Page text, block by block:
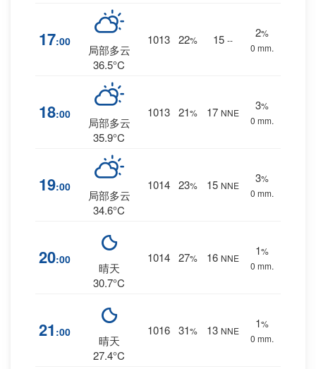
17:00
局部多云
36.5°C
1013 22% 15 --
2%
0 mm.
18:00
局部多云
35.9°C
1013 21% 17 NNE
3%
0 mm.
19:00
局部多云
34.6°C
1014 23% 15 NNE
3%
0 mm.
20:00
晴天
30.7°C
1014 27% 16 NNE
1%
0 mm.
21 :00
晴天
27.4°C
1016 31% 13 NNE
1%
0 mm.